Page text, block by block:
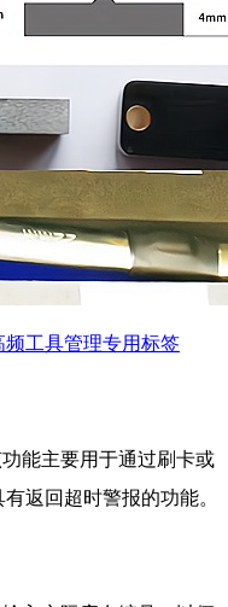
工具管理专用标签
能主要用于通过刷卡或
返回超时警报的功能。